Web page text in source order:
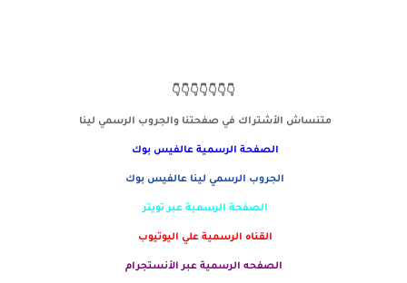
👇👇👇👇👇👇👇
متنساش الأشتراك في صفحتنا والجروب الرسمي لينا
الصفحة الرسمية عالفيس بوك
الجروب الرسمي لينا عالفيس بوك
الصفحة الرسمية عبر تويتر
القناه الرسمية علي اليوتيوب
الصفحه الرسمية عبر الأنستجرام